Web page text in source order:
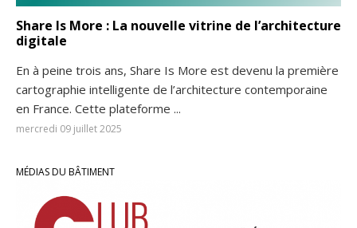
Share Is More : La nouvelle vitrine de l’architecture
digitale
En à peine trois ans, Share Is More est devenu la première
cartographie intelligente de l’architecture contemporaine
en France. Cette plateforme ...
mercredi 09 juillet 2025
MÉDIAS DU BÂTIMENT